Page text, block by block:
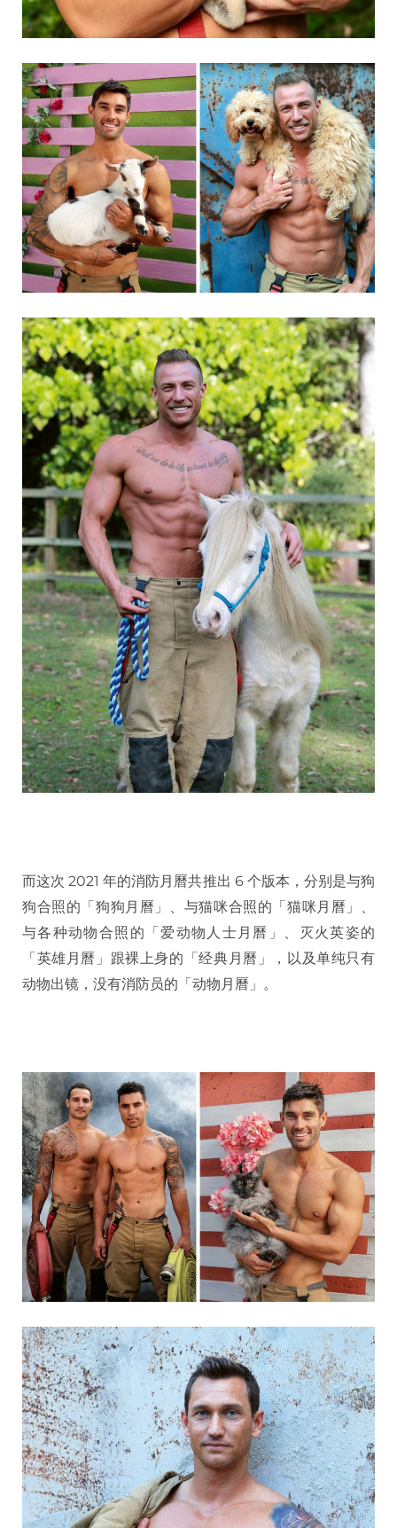
而这次 2021 年的消防月曆共推出 6 个版本，分别是与狗
狗合照的「狗狗月曆」、与猫咪合照的「猫咪月曆」、
与各种动物合照的「爱动物人士月曆」、灭火英姿的
「英雄月曆」跟裸上身的「经典月曆」，以及单纯只有
动物出镜，没有消防员的「动物月曆」。